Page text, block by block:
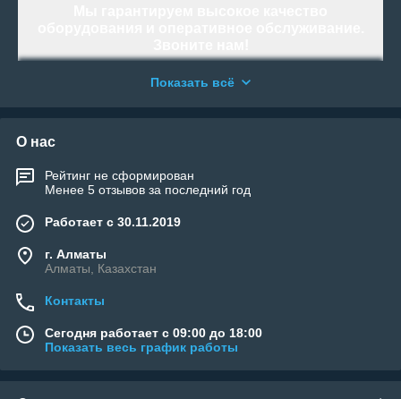
всей территории Республики Казахстан.
Показать всё
О нас
Рейтинг не сформирован
Менее 5 отзывов за последний год
Работает с 30.11.2019
г. Алматы
Алматы, Казахстан
Контакты
Сегодня работает с 09:00 до 18:00
Показать весь график работы